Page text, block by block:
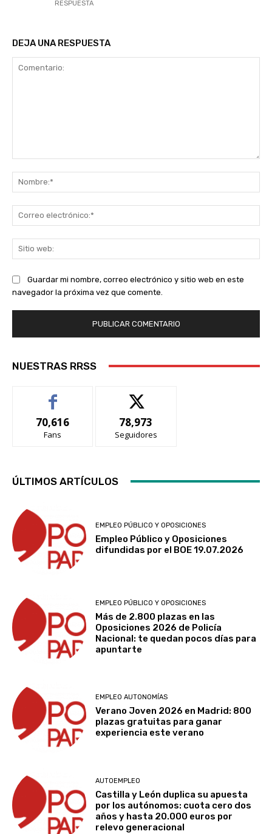
RESPUESTA
DEJA UNA RESPUESTA
Guardar mi nombre, correo electrónico y sitio web en este
navegador la próxima vez que comente.
NUESTRAS RRSS
70,616
Fans
78,973
Seguidores
ÚLTIMOS ARTÍCULOS
EMPLEO PÚBLICO Y OPOSICIONES
Empleo Público y Oposiciones
difundidas por el BOE 19.07.2026
EMPLEO PÚBLICO Y OPOSICIONES
Más de 2.800 plazas en las
Oposiciones 2026 de Policía
Nacional: te quedan pocos días para
apuntarte
EMPLEO AUTONOMÍAS
Verano Joven 2026 en Madrid: 800
plazas gratuitas para ganar
experiencia este verano
AUTOEMPLEO
Castilla y León duplica su apuesta
por los autónomos: cuota cero dos
años y hasta 20.000 euros por
relevo generacional